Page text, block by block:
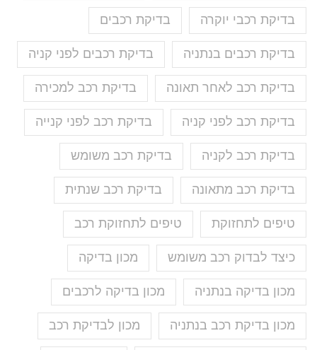
בדיקת רכבי יוקרה בדיקת רכבים
בדיקת רכבים בנתניה בדיקת רכבים לפני קניה
בדיקת רכב לאחר תאונה בדיקת רכב למכירה
בדיקת רכב לפני קניה בדיקת רכב לפני קנייה
בדיקת רכב לקניה בדיקת רכב משומש
בדיקת רכב מתאונה בדיקת רכב שנתית
טיפים לתחזוקת טיפים לתחזוקת רכב
כיצד לבדוק רכב משומש מכון בדיקה
מכון בדיקה בנתניה מכון בדיקה לרכבים
מכון בדיקת רכב בנתניה מכון לבדיקת רכב